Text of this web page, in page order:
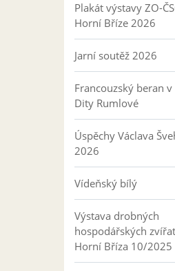
Plakát výstavy ZO-
Horní Bříze 2026
Jarní soutěž 2026
Francouzský beran
Dity Rumlové
Úspěchy Václava
2026
Vídeňský bílý
Výstava drobných
hospodářských zvířat
Horní Bříza 10/2025